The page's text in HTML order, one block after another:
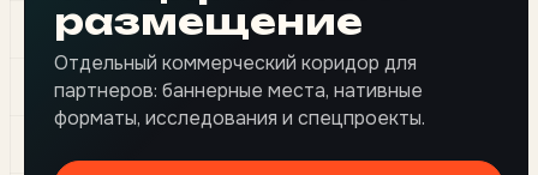
размещение
Отдельный коммерческий коридор для
партнеров: баннерные места, нативные
форматы, исследования и спецпроекты.